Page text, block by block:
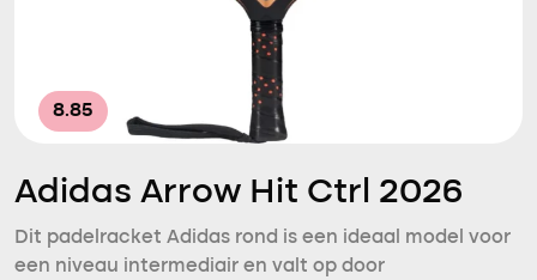
8.85
Adidas Arrow Hit Ctrl 2026
Dit padelracket Adidas rond is een ideaal model voor
een niveau intermediair en valt op door